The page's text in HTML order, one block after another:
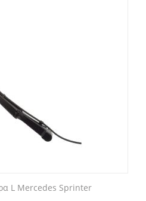
L Mercedes Sprinter